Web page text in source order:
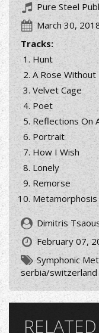
Pure Steel
March 30,
Tracks:
Hunt
A Rose Without
Velvet Cage
Poet
Reflections On
Portrait
How I Wish
Lonely
Remorse
Metamorphosis
Dimitris
February 07,
Symphonic
serbia/switzerland